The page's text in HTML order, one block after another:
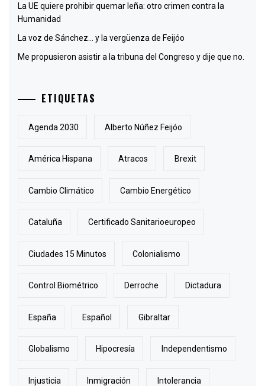
La UE quiere prohibir quemar leña: otro crimen contra la
Humanidad
La voz de Sánchez… y la vergüenza de Feijóo
Me propusieron asistir a la tribuna del Congreso y dije que no.
ETIQUETAS
Agenda 2030 Alberto Núñez Feijóo
América Hispana Atracos Brexit
Cambio Climático Cambio Energético
Cataluña Certificado Sanitarioeuropeo
Ciudades 15 Minutos Colonialismo
Control Biométrico Derroche Dictadura
España Español Gibraltar
Globalismo Hipocresía Independentismo
Injusticia Inmigración Intolerancia